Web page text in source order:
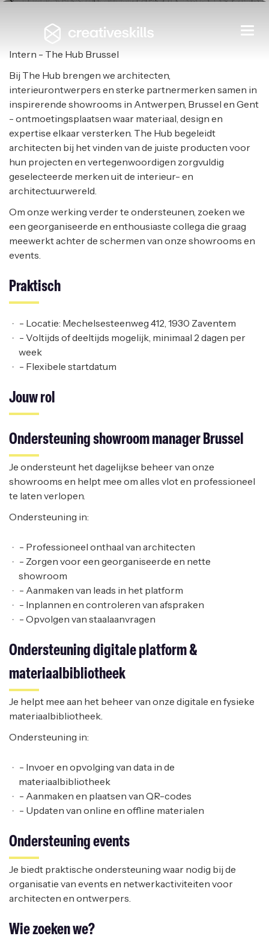
Internship Showroom The Hub
THE HUB
Intern - The Hub Brussel
Bij The Hub brengen we architecten,
interieurontwerpers en sterke partnermerken samen in
inspirerende showrooms in Antwerpen, Brussel en Gent
- ontmoetingsplaatsen waar materiaal, design en
expertise elkaar versterken. The Hub begeleidt
architecten bij het vinden van de juiste producten voor
hun projecten en vertegenwoordigen zorgvuldig
geselecteerde merken uit de interieur- en
architectuurwereld.
Om onze werking verder te ondersteunen, zoeken we
een georganiseerde en enthousiaste collega die graag
meewerkt achter de schermen van onze showrooms en
events.
Praktisch
- Locatie: Mechelsesteenweg 412, 1930 Zaventem
- Voltijds of deeltijds mogelijk, minimaal 2 dagen per
week
- Flexibele startdatum
Jouw rol
Ondersteuning showroom manager Brussel
Je ondersteunt het dagelijkse beheer van onze
showrooms en helpt mee om alles vlot en professioneel
te laten verlopen.
Ondersteuning in:
- Professioneel onthaal van architecten
- Zorgen voor een georganiseerde en nette
showroom
- Aanmaken van leads in het platform
- Inplannen en controleren van afspraken
- Opvolgen van staalaanvragen
Ondersteuning digitale platform &
materiaalbibliotheek
Je helpt mee aan het beheer van onze digitale en fysieke
materiaalbibliotheek.
Ondersteuning in:
- Invoer en opvolging van data in de
materiaalbibliotheek
- Aanmaken en plaatsen van QR-codes
- Updaten van online en offline materialen
Ondersteuning events
Je biedt praktische ondersteuning waar nodig bij de
organisatie van events en netwerkactiviteiten voor
architecten en ontwerpers.
Wie zoeken we?